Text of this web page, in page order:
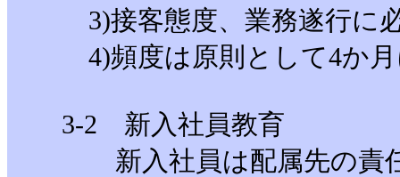
3)接客態度、業務遂行に必
4)頻度は原則として4か月
3-2 新入社員教育
新入社員は配属先の責任